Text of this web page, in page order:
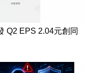
Q2 EPS 2.04元創同